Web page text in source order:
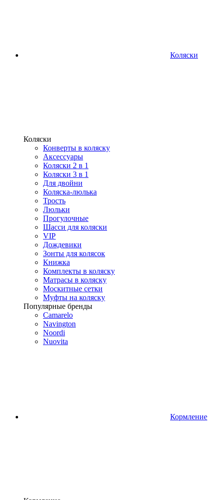
Коляски
Коляски
Конверты в коляску
Аксессуары
Коляски 2 в 1
Коляски 3 в 1
Для двойни
Коляска-люлька
Трость
Люльки
Прогулочные
Шасси для коляски
VIP
Дождевики
Зонты для колясок
Книжка
Комплекты в коляску
Матрасы в коляску
Москитные сетки
Муфты на коляску
Популярные бренды
Camarelo
Navington
Noordi
Nuovita
Кормление